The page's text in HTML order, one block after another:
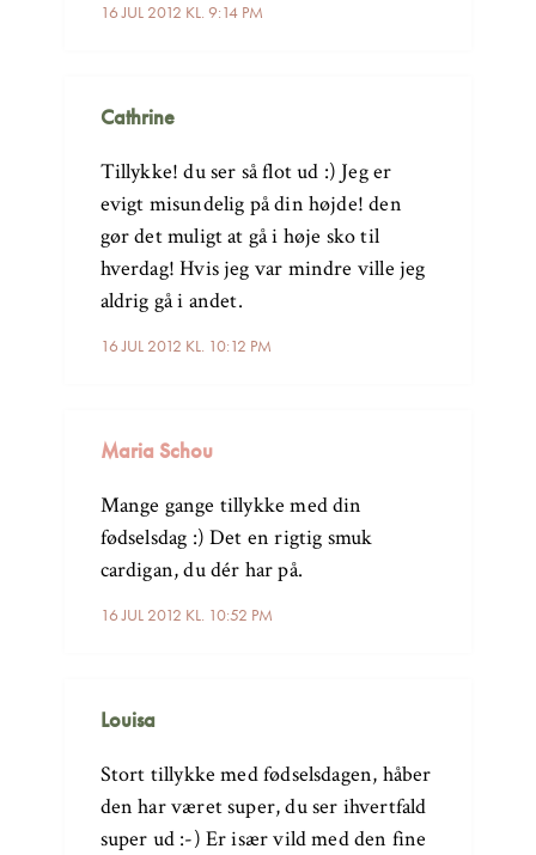
16 JUL 2012 KL. 9:14 PM
Cathrine
16 JUL 2012 KL. 10:12 PM
Tillykke! du ser så flot ud :) Jeg er
evigt misundelig på din højde! den
gør det muligt at gå i høje sko til
hverdag! Hvis jeg var mindre ville jeg
aldrig gå i andet.
Maria Schou
16 JUL 2012 KL. 10:52 PM
Mange gange tillykke med din
fødselsdag :) Det en rigtig smuk
cardigan, du dér har på.
Louisa
Stort tillykke med fødselsdagen, håber
den har været super, du ser ihvertfald
super ud :-) Er især vild med den fine